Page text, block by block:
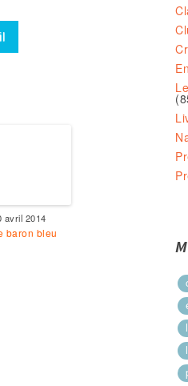
avril 2014
baron bleu